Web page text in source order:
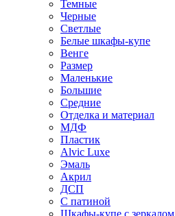
Темные
Черные
Светлые
Белые шкафы-купе
Венге
Размер
Маленькие
Большие
Средние
Отделка и материал
МДФ
Пластик
Alvic Luxe
Эмаль
Акрил
ДСП
С патиной
Шкафы-купе с зеркалом